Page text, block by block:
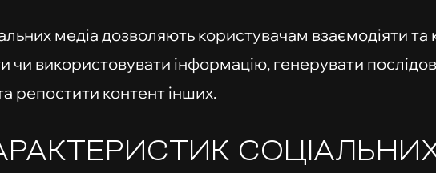
медіа дозволяють користувачам взаємодіяти та
чи використовувати інформацію, генерувати
репостити контент інших.